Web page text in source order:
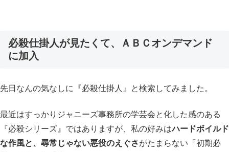
必殺仕掛人が見たくて、
ＡＢＣオンデマンド
に加入
先日なんの気なしに『必殺仕掛人』と検索してみました。
最近はすっかりジャニーズ事務所の学芸会と化した感のある
『必殺シリーズ』ではありますが、私の好みはハードボイルド
な作風と、尋常じゃない悪役のえぐさがたまらない「初期必